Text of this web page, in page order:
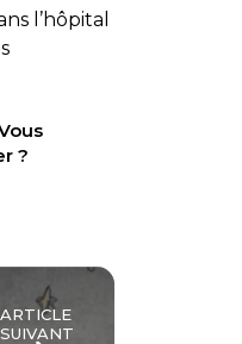
l’hôpital
?
ARTICLE
SUIVANT